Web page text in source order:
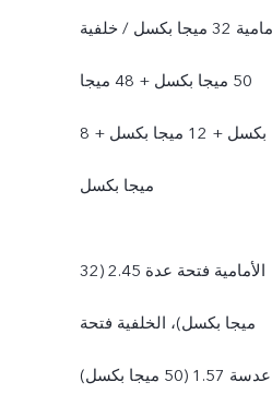
أمامية 32 ميجا بكسل / خلفية
50 ميجا بكسل + 48 ميجا
بكسل + 12 ميجا بكسل + 8
ميجا بكسل
الأمامية فتحة عدة 2.45 (32
ميجا بكسل)، الخلفية فتحة
عدسة 1.57 (50 ميجا بكسل)